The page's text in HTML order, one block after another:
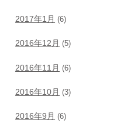
2017年1月 (6)
2016年12月 (5)
2016年11月 (6)
2016年10月 (3)
2016年9月 (6)